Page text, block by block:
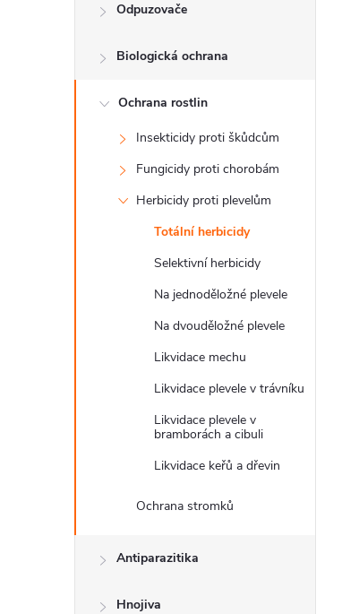
e
Odpuzovače
Biologická ochrana
Ochrana rostlin
Insekticidy proti škůdcům
Fungicidy proti chorobám
Herbicidy proti plevelům
Totální herbicidy
Selektivní herbicidy
Na jednoděložné plevele
Na dvouděložné plevele
Likvidace mechu
Likvidace plevele v trávníku
Likvidace plevele v
bramborách a cibuli
Likvidace keřů a dřevin
Ochrana stromků
Antiparazitika
Hnojiva